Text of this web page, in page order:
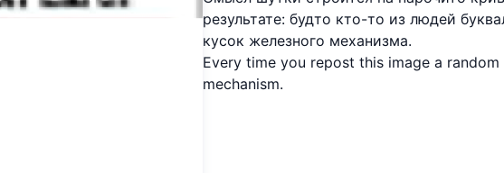
результате: будто кто-то из людей
кусок железного механизма.
Every time you repost this image a
mechanism.